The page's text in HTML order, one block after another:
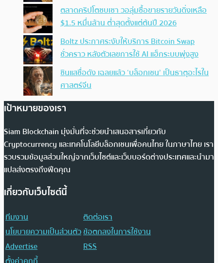
ตลาดคริปโตซบเซา วอลุ่มซื้อขายรายวันดิ่งเหลือ
$1.5 หมื่นล้าน ต่ำสุดตั้งแต่ต้นปี 2026
Boltz ประกาศระงับให้บริการ Bitcoin Swap
ชั่วคราว หลังตัวเลขการใช้ AI แฮ็กระบบพุ่งสูง
ซินแสชื่อดัง เฉลยแล้ว ‘บล็อกเชน’ เป็นธาตุอะไรใน
ศาสตร์จีน
เป้าหมายของเรา
Siam Blockchain มุ่งมั่นที่จะช่วยนำเสนอสารเกี่ยวกับ
Cryptocurrency และเทคโนโลยีบล็อกเชนเพื่อคนไทย ในภาษาไทย เรา
รวบรวมข้อมูลส่วนใหญ่จากเว็บไซต์และเว็บบอร์ดต่างประเทศและนำมา
แปลส่งตรงถึงฟีดคุณ
เกี่ยวกับเว็บไซต์นี้
ทีมงาน
ติดต่อเรา
นโยบายความเป็นส่วนตัวข้อตกลงในการใช้งาน
Advertise
RSS